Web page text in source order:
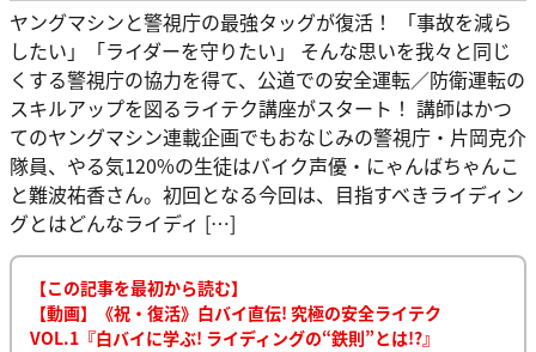
ヤングマシンと警視庁の最強タッグが復活！ 「事故を減ら
したい」「ライダーを守りたい」 そんな思いを我々と同じ
くする警視庁の協力を得て、公道での安全運転／防衛運転の
スキルアップを図るライテク講座がスタート！ 講師はかつ
てのヤングマシン連載企画でもおなじみの警視庁・片岡克介
隊員、やる気120%の生徒はバイク声優・にゃんばちゃんこ
と難波祐香さん。初回となる今回は、目指すべきライディン
グとはどんなライディ […]
【この記事を最初から読む】
【動画】《祝・復活》白バイ直伝! 究極の安全ライテク
VOL.1『白バイに学ぶ! ライディングの“鉄則”とは!?』